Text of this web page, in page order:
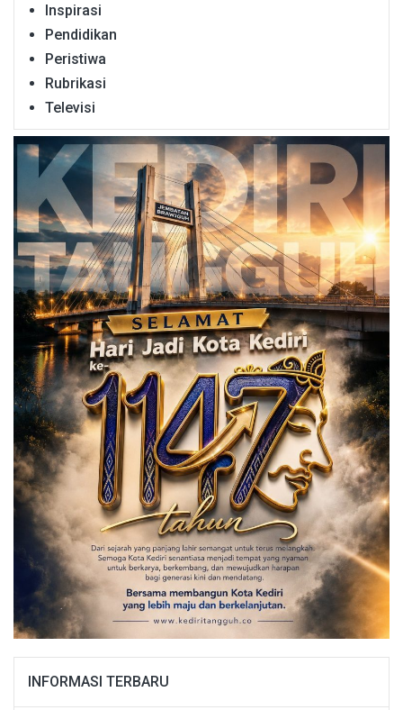
Inspirasi
Pendidikan
Peristiwa
Rubrikasi
Televisi
INFORMASI TERBARU